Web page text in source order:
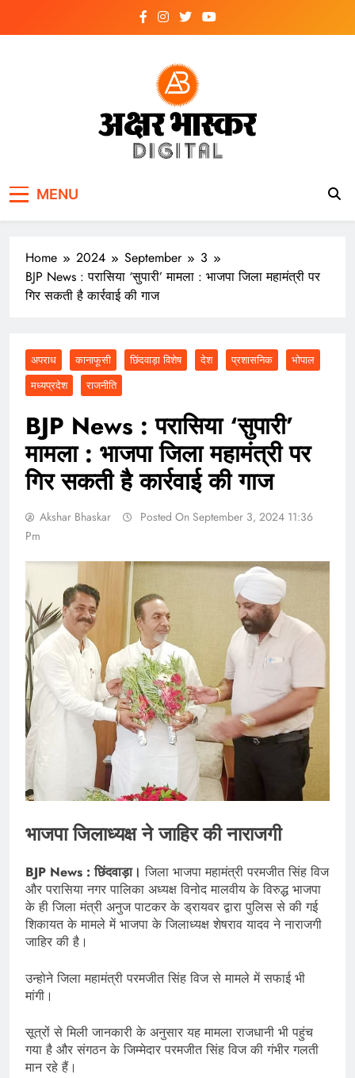
MENU
Home 2024 September
3
BJP News : परासिया ‘सुपारी’ मामला : भाजपा जिला महामंत्री पर
गिर सकती है कार्रवाई की गाज
अपराध कानाफूसी छिंदवाड़ा विशेष देश प्रशासनिक
भोपाल
मध्यप्रदेश
राजनीति
BJP News : परासिया ‘सुपारी’
मामला : भाजपा जिला महामंत्री पर
गिर सकती है कार्रवाई की गाज
Akshar Bhaskar
Posted On September 3, 2024 11:36
Pm
भाजपा जिलाध्यक्ष ने जाहिर की नाराजगी
BJP News : छिंदवाड़ा। जिला भाजपा महामंत्री परमजीत सिंह विज
और परासिया नगर पालिका अध्यक्ष विनोद मालवीय के विरुद्ध भाजपा
के ही जिला मंत्री अनुज पाटकर के ड्रायवर द्वारा पुलिस से की गई
शिकायत के मामले में भाजपा के जिलाध्यक्ष शेषराव यादव ने नाराजगी
जाहिर की है।
उन्होने जिला महामंत्री परमजीत सिंह विज से मामले में सफाई भी
मांगी।
सूत्रों से मिली जानकारी के अनुसार यह मामला राजधानी भी पहुंच
गया है और संगठन के जिम्मेदार परमजीत सिंह विज की गंभीर गलती
मान रहे हैं।